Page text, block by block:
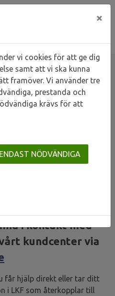
ledningsgrupp.
i kontakt med
kundcenter via
får hjälp direkt eller tar ditt
i LKF som återkopplar till
×
vi cookies för att ge dig
samt att vi ska kunna
framöver. Vi använder tre
prestanda och
krävs för att
ENDAST NÖDVÄNDIGA